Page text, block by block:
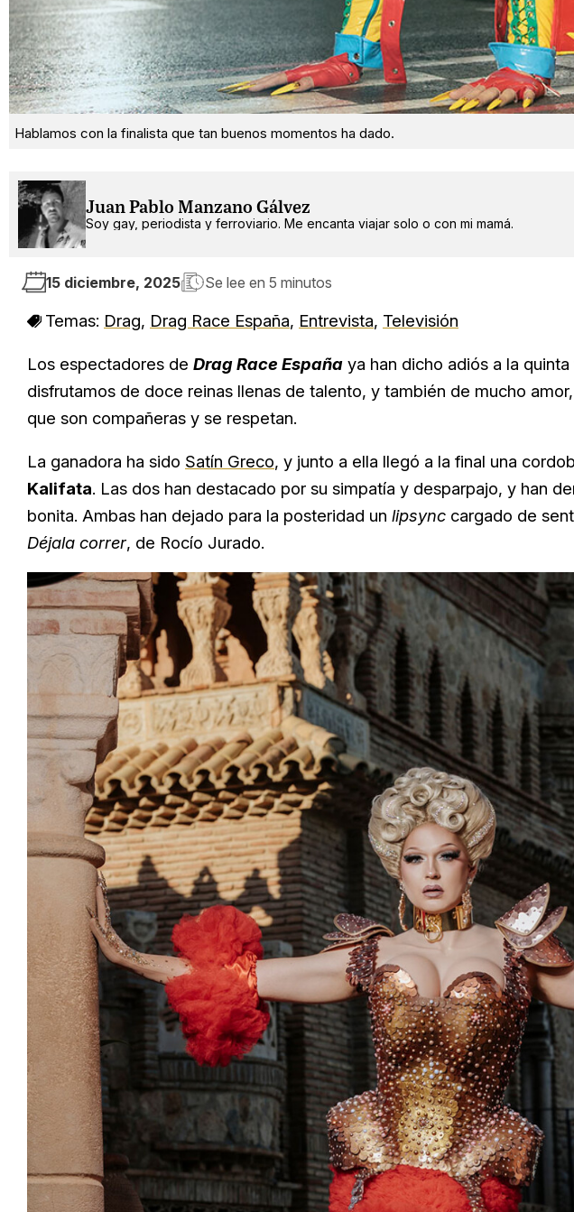
Hablamos con la finalista que tan buenos momentos ha dado.
Juan Pablo Manzano Gálvez
Soy gay, periodista y ferroviario. Me encanta viajar solo o con mi mamá.
15 diciembre, 2025 Se lee en 5 minutos
Temas: Drag, Drag Race España, Entrevista, Televisión
Los espectadores de Drag Race España ya han dicho adiós a la
disfrutamos de doce reinas llenas de talento, y también de mucho
que son compañeras y se respetan.
La ganadora ha sido Satín Greco, y junto a ella llegó a la final una
Kalifata. Las dos han destacado por su simpatía y desparpajo, y han
bonita. Ambas han dejado para la posteridad un lipsync cargado de
Déjala correr, de Rocío Jurado.